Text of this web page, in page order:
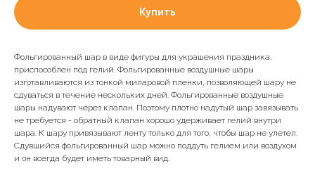
Купить
Фольгированный шар в виде фигуры для украшения праздника,
приспособлен под гелий. Фольгированные воздушные шары
изготавливаются из тонкой миларовой пленки, позволяющей шару не
сдуваться в течение нескольких дней. Фольгированные воздушные
шары надувают через клапан. Поэтому плотно надутый шар завязывать
не требуется - обратный клапан хорошо удерживает гелий внутри
шара. К шару привязывают ленту только для того, чтобы шар не улетел.
Сдувшийся фольгированный шар можно поддуть гелием или воздухом
и он всегда будет иметь товарный вид.